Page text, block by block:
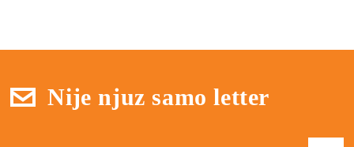
Nije njuz samo letter